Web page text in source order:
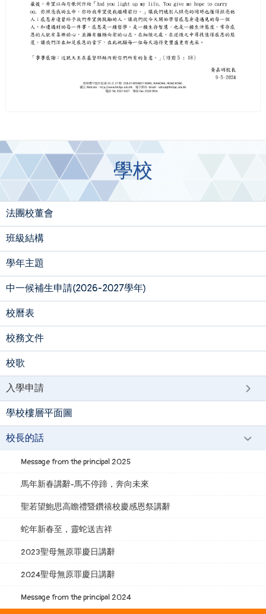
學校
法團校董會
班級結構
學年主題
中一候補生申請(2026-2027學年)
校曆表
校務文件
校歌
入學申請
學校樓層平面圖
校長的話
Message from the principal 2025
馬年新春講辭-馬不停蹄，奔向未來
聖若望鮑思高瞻禮暨鑽禧校慶感恩祭講辭
蛇年新春至，靈蛇送吉祥
2023聖母無原罪慶日講辭
2024聖母無原罪慶日講辭
Message from the principal 2024